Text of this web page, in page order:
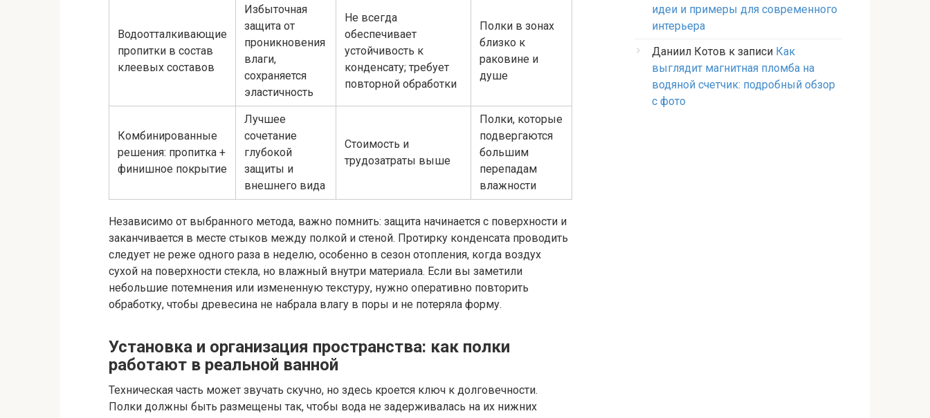
Водоотталкивающие
пропитки в состав
клеевых составов
Избыточная
защита от
проникновения
влаги,
сохраняется
эластичность
Не всегда
обеспечивает
устойчивость к
конденсату; требует
повторной обработки
Полки в зонах
близко к
раковине и
душе
Комбинированные
решения: пропитка +
финишное покрытие
Лучшее
сочетание
глубокой
защиты и
внешнего вида
Стоимость и
трудозатраты выше
Полки, которые
подвергаются
большим
перепадам
влажности
Независимо от выбранного метода, важно помнить: защита начинается с поверхности и
заканчивается в месте стыков между полкой и стеной. Протирку конденсата проводить
следует не реже одного раза в неделю, особенно в сезон отопления, когда воздух
сухой на поверхности стекла, но влажный внутри материала. Если вы заметили
небольшие потемнения или измененную текстуру, нужно оперативно повторить
обработку, чтобы древесина не набрала влагу в поры и не потеряла форму.
Установка и организация пространства: как полки
работают в реальной ванной
Техническая часть может звучать скучно, но здесь кроется ключ к долговечности.
Полки должны быть размещены так, чтобы вода не задерживалась на их нижних
идеи и примеры для современного
интерьера
Даниил Котов к записи Как
выглядит магнитная пломба на
водяной счетчик: подробный обзор
с фото